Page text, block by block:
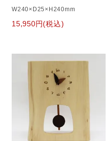
W240×D25×H240mm
15,950円(税込)